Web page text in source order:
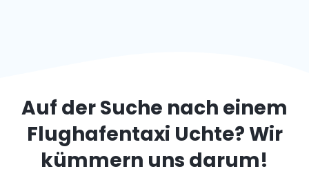
Auf der Suche nach einem
Flughafentaxi Uchte? Wir
kümmern uns darum!